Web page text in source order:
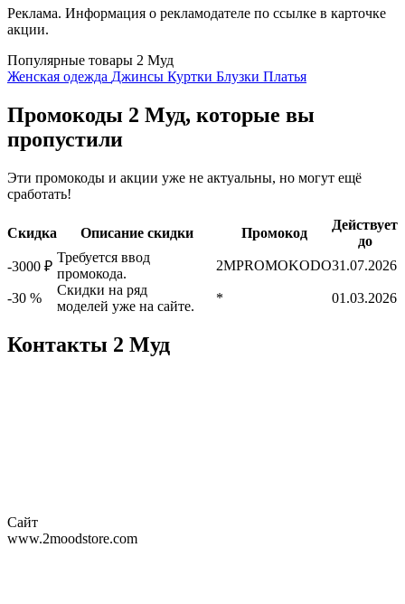
Реклама. Информация о рекламодателе по ссылке в карточке
акции.
Популярные товары 2 Муд
Женская одежда Джинсы Куртки Блузки Платья
Промокоды 2 Муд, которые вы
пропустили
Эти промокоды и акции уже не актуальны, но могут ещё
сработать!
Скидка Описание скидки Промокод
Действует
до
-3000 ₽
Требуется ввод
промокода.
2MPROMOKODО31.07.2026
-30 %
Скидки на ряд
моделей уже на сайте.
* 01.03.2026
Контакты 2 Муд
Сайт
www.2moodstore.com